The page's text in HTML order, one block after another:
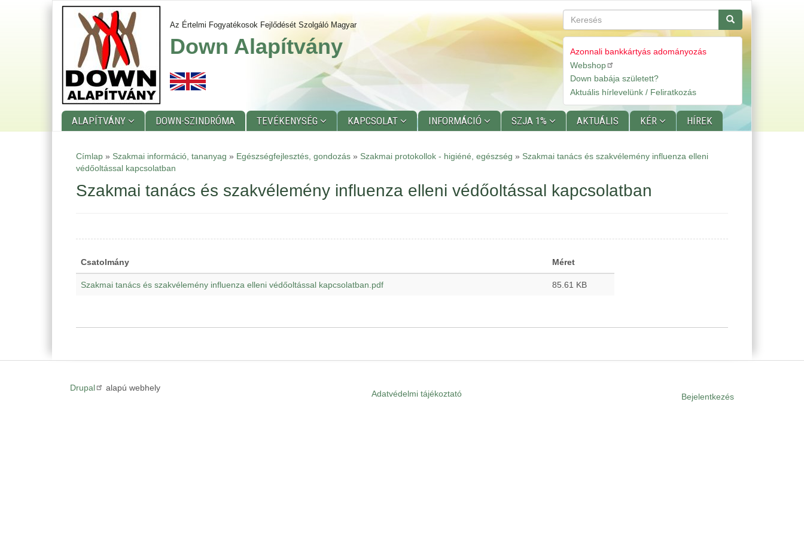
Az Értelmi Fogyatékosok Fejlődését Szolgáló Magyar
Down Alapítvány
Keresés Keresés
Gyorslinkek
Azonnali bankkártyás adományozás
Webshop
Down babája született?
Aktuális hírlevelünk / Feliratkozás
menu
ALAPÍTVÁNY DOWN-SZINDRÓMA TEVÉKENYSÉG KAPCSOLAT INFORMÁCIÓ SZJA 1% AKTUÁLIS KÉR HÍREK
Címlap » Szakmai információ, tananyag » Egészségfejlesztés, gondozás » Szakmai protokollok - higiéné, egészség » Szakmai tanács és szakvélemény influenza elleni
védőoltással kapcsolatban
Szakmai tanács és szakvélemény influenza elleni védőoltással kapcsolatban
Csatolmány Méret
Szakmai tanács és szakvélemény influenza elleni védőoltással kapcsolatban.pdf 85.61 KB
Drupal alapú webhely
Adatvédelmi tájékoztató Bejelentkezés